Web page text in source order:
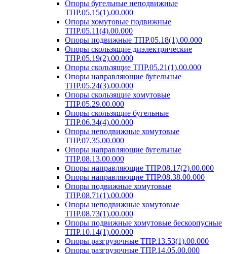
Опоры бугельные неподвижные
ТПР.05.15(1).00.000
Опоры хомутовые подвижные
ТПР.05.11(4).00.000
Опоры подвижные ТПР.05.18(1).00.000
Опоры скользящие диэлектрические
ТПР.05.19(2).00.000
Опоры скользящие ТПР.05.21(1).00.000
Опоры направляющие бугельные
ТПР.05.24(3).00.000
Опоры скользящие хомутовые
ТПР.05.29.00.000
Опоры скользящие бугельные
ТПР.06.34(4).00.000
Опоры неподвижные хомутовые
ТПР.07.35.00.000
Опоры направляющие бугельные
ТПР.08.13.00.000
Опоры направляющие ТПР.08.17(2).00.000
Опоры направляющие ТПР.08.38.00.000
Опоры подвижные хомутовые
ТПР.08.71(1).00.000
Опоры неподвижные хомутовые
ТПР.08.73(1).00.000
Опоры подвижные хомутовые бескорпусные
ТПР.10.14(1).00.000
Опоры разгрузочные ТПР.13.53(1).00.000
Опоры разгрузочные ТПР.14.05.00.000